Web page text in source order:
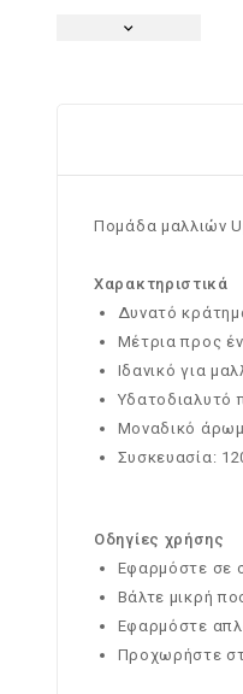
Πομάδα μαλλιών
Χαρακτηριστικά
Δυνατό
Μέτρια προς
Ιδανικό για
Υδατοδιαλυτό
Μοναδικό
Συσκευασία:
Οδηγίες χρήσης
Εφαρμόστε σε
Βάλτε μικρή
Εφαρμόστε
Προχωρήστε